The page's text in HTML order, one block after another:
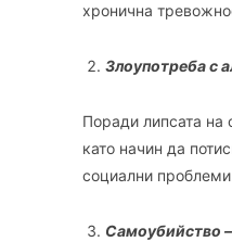
хронична
Злоупотреба с
Поради липсата на
като начин да
социални
Самоубийство